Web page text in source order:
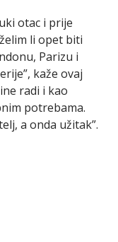
otac i prije
li opet biti
Parizu i
kaže ovaj
radi i kao
potrebama.
a onda užitak”.